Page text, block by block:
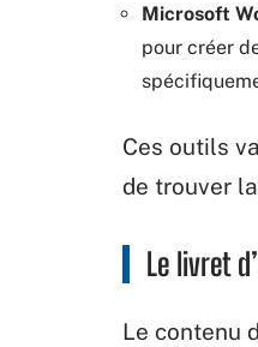
Microsoft
pour créer
Ces outils
de trouver
Le livret
Le contenu